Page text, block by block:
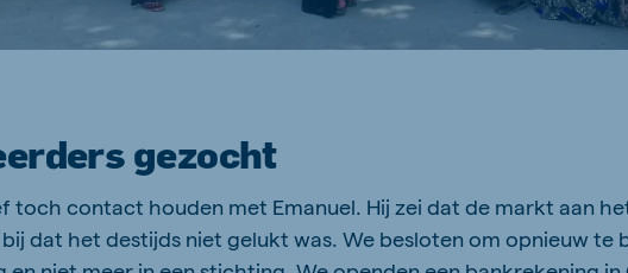
gezocht
toch contact houden met Emanuel. Hij zei dat de markt aan
dat het destijds niet gelukt was. We besloten om opnieuw te